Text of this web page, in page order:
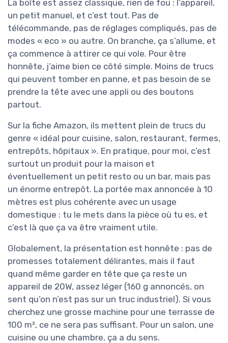
La boîte est assez classique, rien de fou : l’appareil,
un petit manuel, et c’est tout. Pas de
télécommande, pas de réglages compliqués, pas de
modes « eco » ou autre. On branche, ça s’allume, et
ça commence à attirer ce qui vole. Pour être
honnête, j’aime bien ce côté simple. Moins de trucs
qui peuvent tomber en panne, et pas besoin de se
prendre la tête avec une appli ou des boutons
partout.
Sur la fiche Amazon, ils mettent plein de trucs du
genre « idéal pour cuisine, salon, restaurant, fermes,
entrepôts, hôpitaux ». En pratique, pour moi, c’est
surtout un produit pour la maison et
éventuellement un petit resto ou un bar, mais pas
un énorme entrepôt. La portée max annoncée à 10
mètres est plus cohérente avec un usage
domestique : tu le mets dans la pièce où tu es, et
c’est là que ça va être vraiment utile.
Globalement, la présentation est honnête : pas de
promesses totalement délirantes, mais il faut
quand même garder en tête que ça reste un
appareil de 20W, assez léger (160 g annoncés, on
sent qu’on n’est pas sur un truc industriel). Si vous
cherchez une grosse machine pour une terrasse de
100 m², ce ne sera pas suffisant. Pour un salon, une
cuisine ou une chambre, ça a du sens.